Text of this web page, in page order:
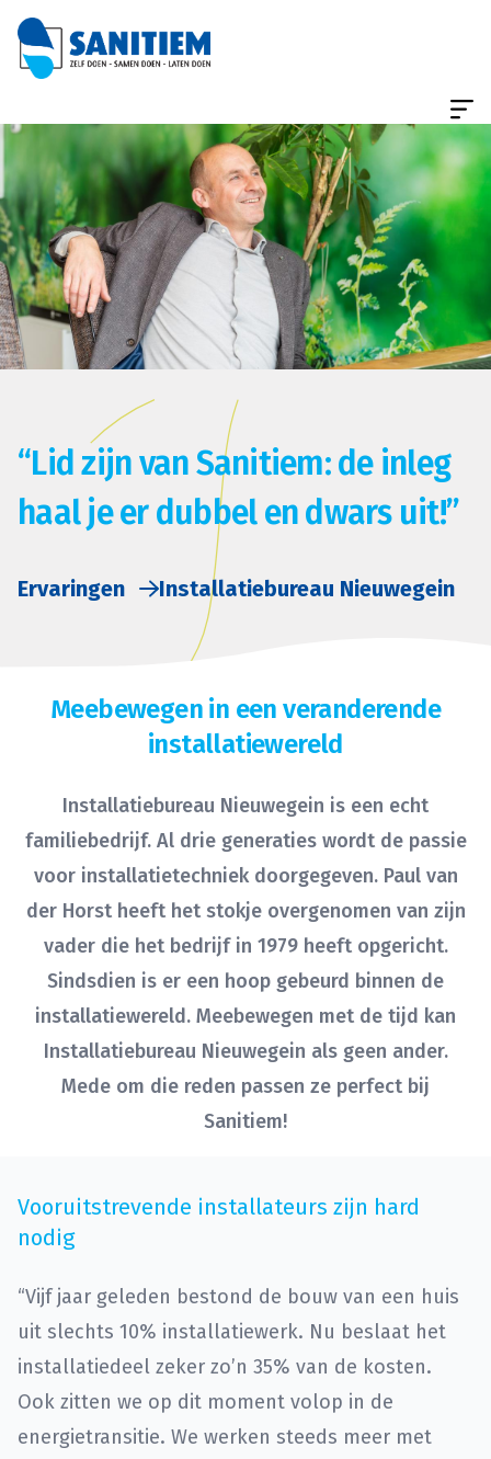
“Lid zijn van Sanitiem: de inleg
haal je er dubbel en dwars uit!”
Ervaringen Installatiebureau Nieuwegein
Meebewegen in een veranderende
installatiewereld
Installatiebureau Nieuwegein is een echt
familiebedrijf. Al drie generaties wordt de passie
voor installatietechniek doorgegeven. Paul van
der Horst heeft het stokje overgenomen van zijn
vader die het bedrijf in 1979 heeft opgericht.
Sindsdien is er een hoop gebeurd binnen de
installatiewereld. Meebewegen met de tijd kan
Installatiebureau Nieuwegein als geen ander.
Mede om die reden passen ze perfect bij
Sanitiem!
Vooruitstrevende installateurs zijn hard
nodig
“Vijf jaar geleden bestond de bouw van een huis
uit slechts 10% installatiewerk. Nu beslaat het
installatiedeel zeker zo’n 35% van de kosten.
Ook zitten we op dit moment volop in de
energietransitie. We werken steeds meer met